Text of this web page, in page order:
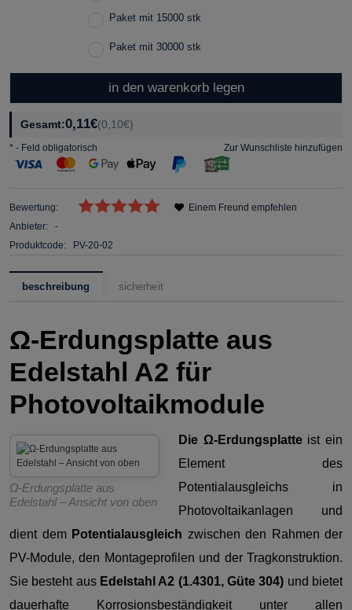
Paket mit 15000 stk
Paket mit 30000 stk
in den warenkorb legen
Gesamt:0,11€(0,10€)
Zur Wunschliste hinzufügen
* - Feld obligatorisch
Bewertung:
Anbieter:
-
Produktcode:
PV-20-02
Einem Freund empfehlen
beschreibung sicherheit
Ω-Erdungsplatte aus
Edelstahl A2 für
Photovoltaikmodule
Ω-Erdungsplatte aus
Edelstahl – Ansicht von oben
Die Ω-Erdungsplatteist ein
Element des
Potentialausgleichs in
Photovoltaikanlagen und
dient dem Potentialausgleich zwischen den Rahmen der
PV-Module, den Montageprofilen und der Tragkonstruktion.
Sie besteht aus Edelstahl A2 (1.4301, Güte 304) und bietet
dauerhafte Korrosionsbeständigkeit unter allen